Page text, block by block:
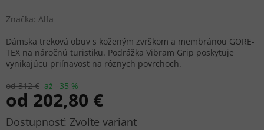
Značka: Alfa
od 312 € až –35 %
od 202,80 €
Jednotková
Zvoľte variant
Dámska treková obuv s koženým zvrškom a membránou GORE-
TEX na náročnú turistiku. Podrážka Vibram Grip poskytuje
vynikajúcu priľnavosť na rôznych povrchoch.